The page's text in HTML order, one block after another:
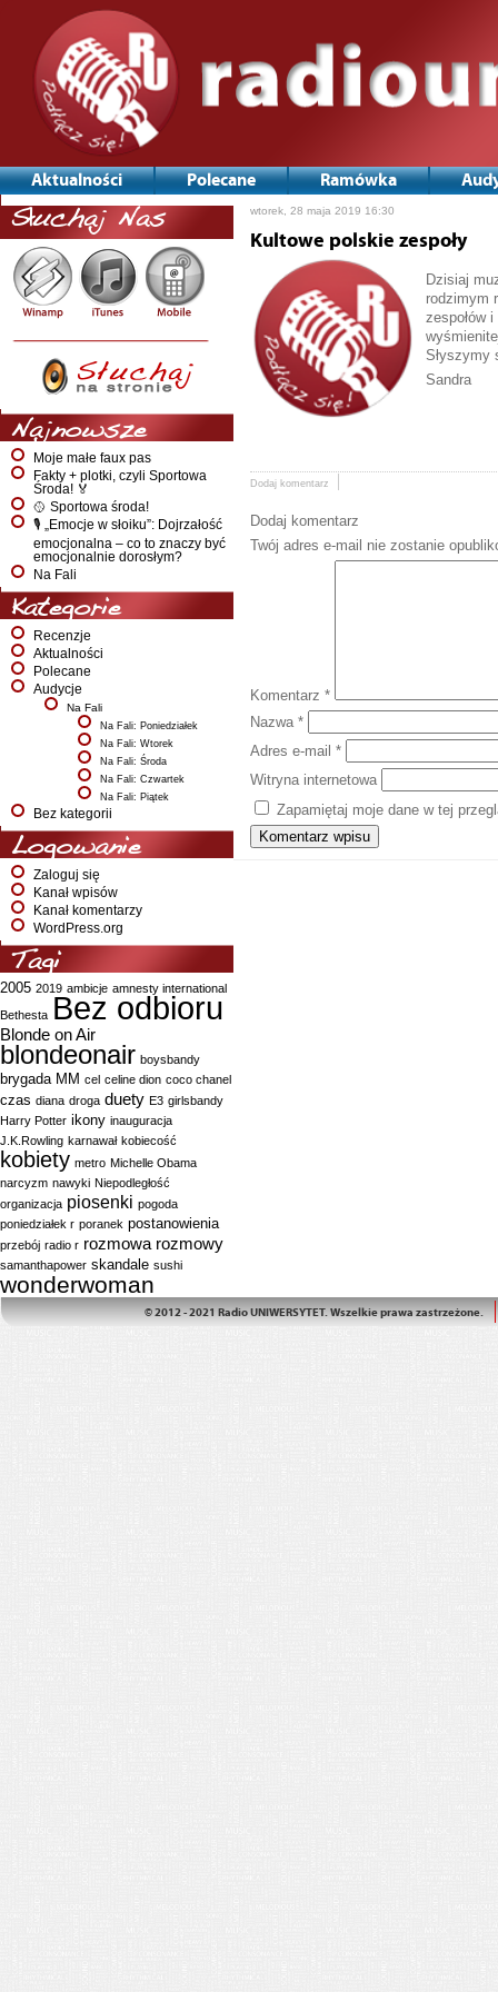
Aktualności Polecane Ramówka
Słuchaj Nas
Najnowsze
Moje małe faux pas
Fakty + plotki, czyli Sportowa
Środa! 🏅
🥎 Sportowa środa!
🎙️ „Emocje w słoiku”: Dojrzałość
emocjonalna – co to znaczy być
emocjonalnie dorosłym?
Na Fali
Kategorie
Recenzje
Aktualności
Polecane
Audycje
Na Fali
Na Fali: Poniedziałek
Na Fali: Wtorek
Na Fali: Środa
Na Fali: Czwartek
Na Fali: Piątek
Bez kategorii
Logowanie
Zaloguj się
Kanał wpisów
Kanał komentarzy
WordPress.org
Tagi
2005 2019 ambicje amnesty international
Bethesta Bez odbioru
Blonde on Air
blondeonair boysbandy
brygada MM cel celine dion coco chanel
czas diana droga duety E3 girlsbandy
Harry Potter ikony inauguracja
J.K.Rowling karnawał kobiecość
kobiety metro Michelle Obama
narcyzm nawyki Niepodległość
organizacja piosenki pogoda
poniedziałek r poranek postanowienia
przebój radio r rozmowa rozmowy
samanthapower skandale sushi
wonderwoman
wtorek, 28 maja 2019 16:30
Kultowe polskie zespoły
Dzisiaj
rodzimym
zespołów
Słyszymy
Sandra
Dodaj komentarz
Dodaj komentarz
Twój adres e-mail nie zostanie
Komentarz *
Nazwa *
Adres e-mail *
Witryna internetowa
Zapamiętaj moje dane w tej
© 2012 - 2021 Radio UNIWERSYTET. Wszelkie prawa zastrzeżone.